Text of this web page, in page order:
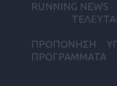
RUNNING NEWS
ΠΡΟΠΟΝΗΣΗ
ΠΡΟΓΡΑΜΜΑΤΑ